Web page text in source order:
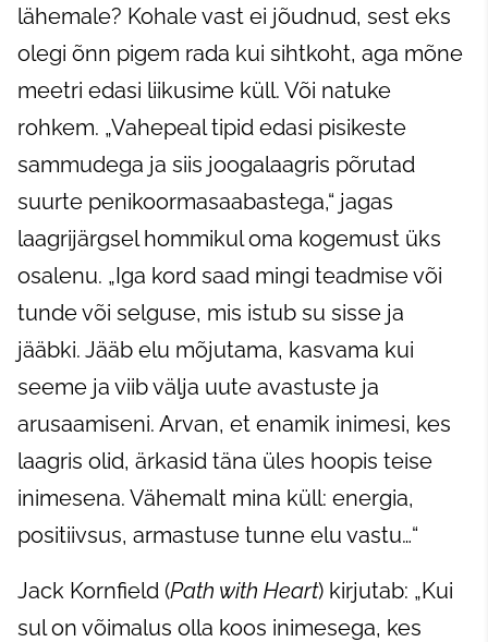
lähemale? Kohale vast ei jõudnud, sest eks
olegi õnn pigem rada kui sihtkoht, aga mõne
meetri edasi liikusime küll. Või natuke
rohkem. „Vahepeal tipid edasi pisikeste
sammudega ja siis joogalaagris põrutad
suurte penikoormasaabastega,“ jagas
laagrijärgsel hommikul oma kogemust üks
osalenu. „Iga kord saad mingi teadmise või
tunde või selguse, mis istub su sisse ja
jääbki. Jääb elu mõjutama, kasvama kui
seeme ja viib välja uute avastuste ja
arusaamiseni. Arvan, et enamik inimesi, kes
laagris olid, ärkasid täna üles hoopis teise
inimesena. Vähemalt mina küll: energia,
positiivsus, armastuse tunne elu vastu…“
Jack Kornfield (Path with Heart) kirjutab: „Kui
sul on võimalus olla koos inimesega, kes